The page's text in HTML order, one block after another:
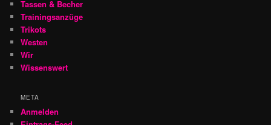
Tassen & Becher
Trainingsanzüge
Trikots
Westen
Wir
Wissenswert
META
Anmelden